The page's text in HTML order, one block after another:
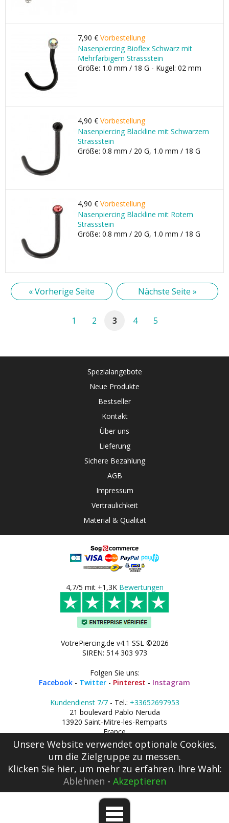
7,90 € Vorbestellung
Nasenpiercing Bioflex Schwarz mit
Mehrfarbigem Strassstein
Größe: 1.0 mm / 18 G - Kugel: 02 mm
4,90 € Vorbestellung
Nasenpiercing Blackline mit Schwarzem
Strassstein
Größe: 0.8 mm / 20 G, 1.0 mm / 18 G
4,90 € Vorbestellung
Nasenpiercing Blackline mit Rotem
Strassstein
Größe: 0.8 mm / 20 G, 1.0 mm / 18 G
« Vorherige Seite Nächste Seite »
1 2 3 4 5
Spezialangebote
Neue Produkte
Bestseller
Kontakt
Über uns
Lieferung
Sichere Bezahlung
AGB
Impressum
Vertraulichkeit
Material & Qualität
4,7/5 mit +1,3K Bewertungen
VotrePiercing.de v4.1 SSL ©2026
SIREN: 514 303 973
Folgen Sie uns:
Facebook - Twitter - Pinterest - Instagram
Kundendienst 7/7- Tel.: +33652697953
21 boulevard Pablo Neruda
13920 Saint-Mitre-les-Remparts
France
Unsere Website verwendet optionale Cookies,
um die Zielgruppe zu messen.
Klicken Sie hier, um mehr zu erfahren. Ihre Wahl:
Ablehnen - Akzeptieren